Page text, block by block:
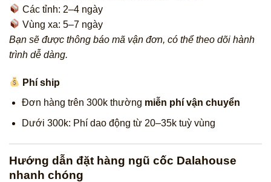
Các tỉnh: 2–4 ngày
Vùng xa: 5–7 ngày
Bạn sẽ được thông báo mã vận đơn, có thể theo dõi hành
trình dễ dàng.
Phí ship
Đơn hàng trên 300k thường miễn phí vận chuyển
Dưới 300k: Phí dao động từ 20–35k tuỳ vùng
Hướng dẫn đặt hàng ngũ cốc Dalahouse
nhanh chóng